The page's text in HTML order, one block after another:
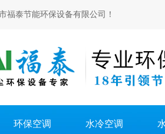
福泰节能环保设备有限公司！
环保空调 水冷空调